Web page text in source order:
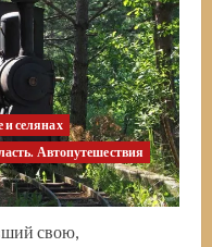
и селянах
Автопутешествия
свою,